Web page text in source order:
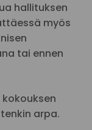
hallituksen
myös
tai ennen
arpa.